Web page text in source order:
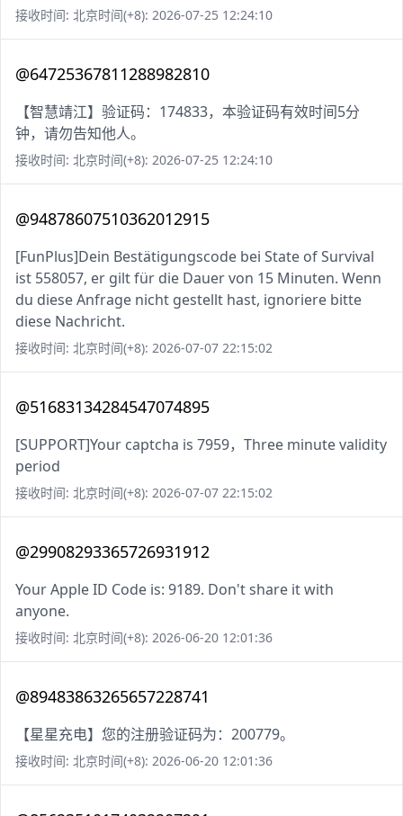
接收时间: 北京时间(+8): 2026-07-25 12:24:10
@64725367811288982810
【智慧靖江】验证码：174833，本验证码有效时间5分
钟，请勿告知他人。
接收时间: 北京时间(+8): 2026-07-25 12:24:10
@94878607510362012915
[FunPlus]Dein Bestätigungscode bei State of Survival
ist 558057, er gilt für die Dauer von 15 Minuten. Wenn
du diese Anfrage nicht gestellt hast, ignoriere bitte
diese Nachricht.
接收时间: 北京时间(+8): 2026-07-07 22:15:02
@51683134284547074895
[SUPPORT]Your captcha is 7959，Three minute validity
period
接收时间: 北京时间(+8): 2026-07-07 22:15:02
@29908293365726931912
Your Apple ID Code is: 9189. Don't share it with
anyone.
接收时间: 北京时间(+8): 2026-06-20 12:01:36
@89483863265657228741
【星星充电】您的注册验证码为：200779。
接收时间: 北京时间(+8): 2026-06-20 12:01:36